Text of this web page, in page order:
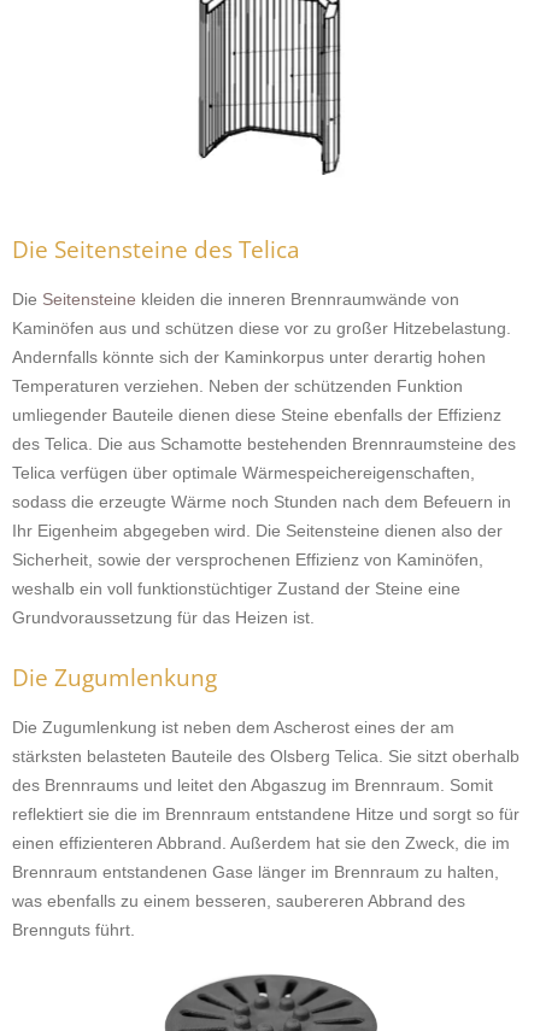
Die Seitensteine des Telica
Die Seitensteine kleiden die inneren Brennraumwände von
Kaminöfen aus und schützen diese vor zu großer Hitzebelastung.
Andernfalls könnte sich der Kaminkorpus unter derartig hohen
Temperaturen verziehen. Neben der schützenden Funktion
umliegender Bauteile dienen diese Steine ebenfalls der Effizienz
des Telica. Die aus Schamotte bestehenden Brennraumsteine des
Telica verfügen über optimale Wärmespeichereigenschaften,
sodass die erzeugte Wärme noch Stunden nach dem Befeuern in
Ihr Eigenheim abgegeben wird. Die Seitensteine dienen also der
Sicherheit, sowie der versprochenen Effizienz von Kaminöfen,
weshalb ein voll funktionstüchtiger Zustand der Steine eine
Grundvoraussetzung für das Heizen ist.
Die Zugumlenkung
Die Zugumlenkung ist neben dem Ascherost eines der am
stärksten belasteten Bauteile des Olsberg Telica. Sie sitzt oberhalb
des Brennraums und leitet den Abgaszug im Brennraum. Somit
reflektiert sie die im Brennraum entstandene Hitze und sorgt so für
einen effizienteren Abbrand. Außerdem hat sie den Zweck, die im
Brennraum entstandenen Gase länger im Brennraum zu halten,
was ebenfalls zu einem besseren, saubereren Abbrand des
Brennguts führt.